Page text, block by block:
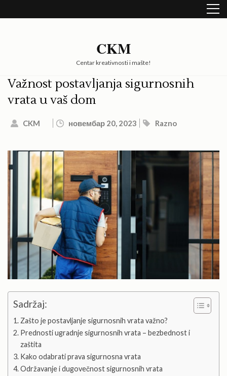
to
CKM
Centar kreativnosti i mašte!
Važnost postavljanja sigurnosnih
vrata u vaš dom
CKM новембар 20, 2023 Razno
Sadržaj:
Zašto je postavljanje sigurnosnih vrata važno?
Prednosti ugradnje sigurnosnih vrata – bezbednost i
zaštita
Kako odabrati prava sigurnosna vrata
Održavanje i dugovečnost sigurnosnih vrata